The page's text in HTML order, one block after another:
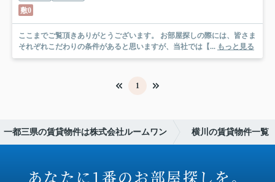
敷0
ここまでご覧頂きありがとうございます。 お部屋探しの際には、皆さま
それぞれこだわりの条件があると思いますが、当社では【... もっと見る
1
一都三県の賃貸物件は株式会社ルームワン 横川の賃貸物件一覧
あなたに1番のお部屋探しを。